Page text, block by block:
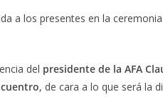
a los presentes en la
del presidente de la AFA
, de cara a lo que será la